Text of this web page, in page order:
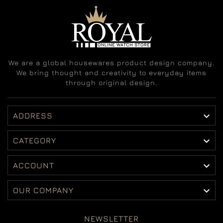
We are a global housewares product design company.
We bring thought and creativity to everyday items
through original design.
ADDRESS 
CATEGORY 
ACCOUNT 
OUR COMPANY 
NEWSLETTER